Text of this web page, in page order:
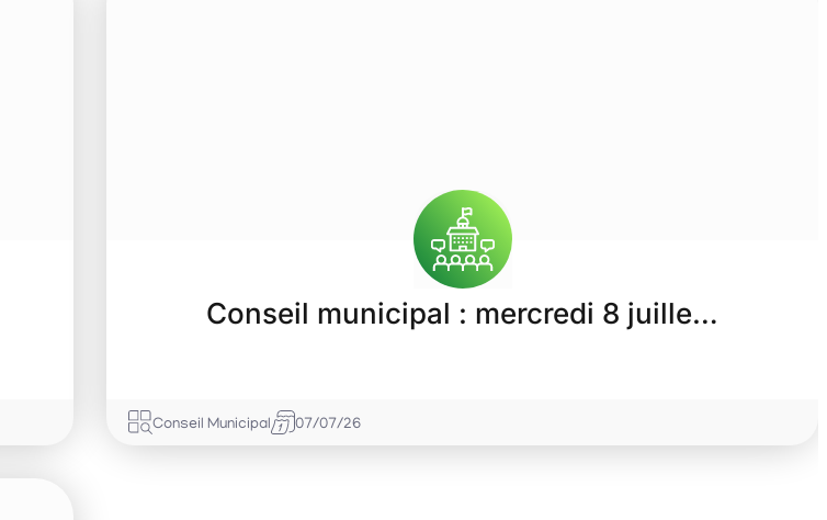
Conseil municipal : mercredi 8 juille…
Conseil Municipal 07/07/26